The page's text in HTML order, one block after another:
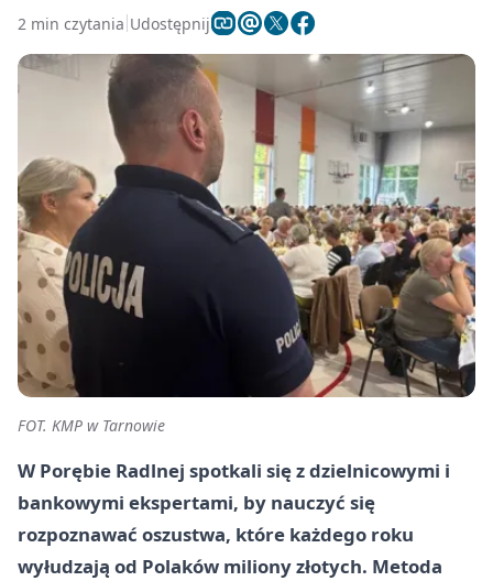
2 min czytania Udostępnij
FOT. KMP w Tarnowie
W Porębie Radlnej spotkali się z dzielnicowymi i
bankowymi ekspertami, by nauczyć się
rozpoznawać oszustwa, które każdego roku
wyłudzają od Polaków miliony złotych. Metoda